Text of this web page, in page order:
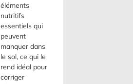
éléments
nutritifs
essentiels qui
peuvent
manquer dans
le sol, ce qui le
rend idéal pour
corriger